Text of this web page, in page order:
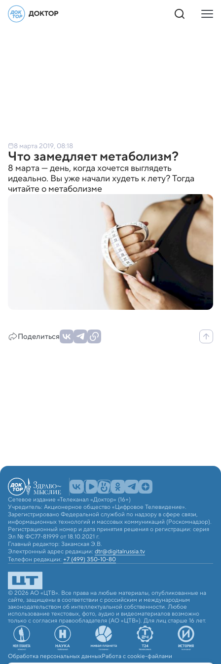
8 марта 2019, 08:18
Что замедляет метаболизм?
8 марта — день, когда хочется выглядеть
идеально. Вы уже начали худеть к лету? Тогда
читайте о метаболизме
Поделиться
Сетевое издание «Телеканал «Доктор» (16+)
Учредитель: Акционерное общество «Цифровое Телевидение».
Зарегистрировано Федеральной службой по надзору в сфере связи,
информационных технологий и массовых коммуникаций (Роскомнадзор).
Регистрационный номер и дата принятия решения о регистрации: серия
Эл № ФС77-81999 от 18.10.2021 г.
Главный редактор: Закамская Э.В.
Электронный адрес редакции: dtr@digitalrussia.tv
Телефон редакции: +7 (499) 350-10-80
© 2026 АО «ЦТВ». Все права на любые материалы, опубликованные на
сайте, защищены в соответствии с российским и международным
законодательством об интеллектуальной собственности. Любое
использование текстовых, фото, аудио и видеоматериалов возможно
только с согласия правообладателя (АО «ЦТВ»). Для лиц старше 16 лет.
Обработка персональных данныхРабота с cookie-файлами